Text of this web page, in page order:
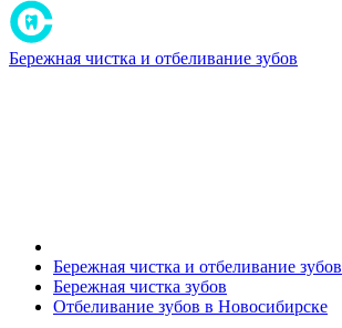
Бережная чистка и отбеливание зубов
Бережная чистка и отбеливание зубов
Бережная чистка зубов
Отбеливание зубов в Новосибирске